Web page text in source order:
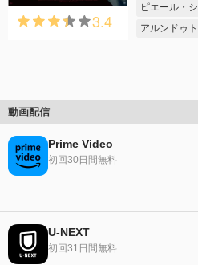
3.4
ピエール・
アルンドゥ
動画配信
Prime Video
初回30日間無料
U-NEXT
初回31日間無料